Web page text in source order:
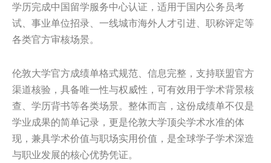
学历完成中国留学服务中心认证，适用于国内公务员考
试、事业单位招录、一线城市海外人才引进、职称评定等
各类官方审核场景。
伦敦大学官方成绩单格式规范、信息完整，支持联盟官方
渠道核验，具备唯一性与权威性，可有效用于学术背景核
查、学历背书等各类场景。整体而言，这份成绩单不仅是
学业成果的简单记录，更是伦敦大学顶尖学术水准的体
现，兼具学术价值与职场实用价值，是全球学子学术深造
与职业发展的核心优势凭证。